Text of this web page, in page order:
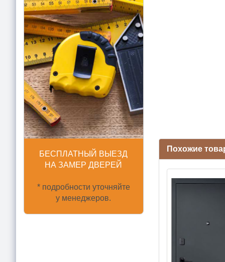
БЕСПЛАТНЫЙ ВЫЕЗД
НА ЗАМЕР ДВЕРЕЙ
* подробности уточняйте
у менеджеров.
Похожие